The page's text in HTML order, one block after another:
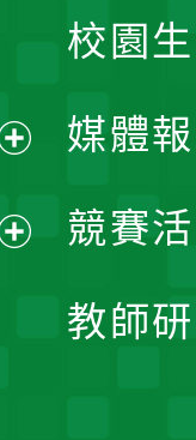
校園
媒體
競賽
教師
開